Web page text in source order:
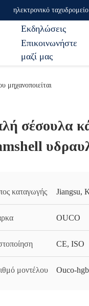
ηλεκτρονικό
Εκδηλώσεις
Επικοινωνήστε
μαζί μας
μηχανοποιείται
σέσουλα
καταγωγής Jiangsu,
OUCO
CE, ISO
μοντέλου Ouco-